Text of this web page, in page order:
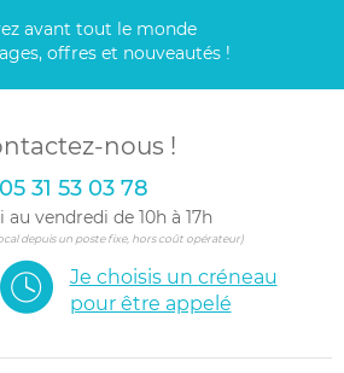
avant tout le monde
offres et nouveautés !
nous !
05 31 53 03 78
au vendredi de 10h à 17h
depuis un poste fixe, hors coût opérateur)
Je choisis un créneau
pour être appelé